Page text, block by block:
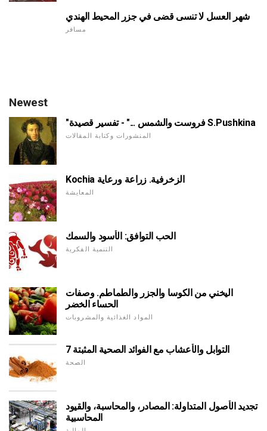
شهر العسل لا تنسى قضى في جزر المحيط الهندي
مسافر
Newest
"فروست والشمس ..." - تفسير قصيدة S.Pushkina
المنشورات وكتابة المقالات
Kochia الزخرفية. زراعة ورعاية
المعايشة
الحب التوافق: الأسود والسمك
التنمية الفكرية
اليخني من الكوسا والجزر والطماطم. وصفات
الحساء الخضر
المواد الغذائية والمشروبات
7 التوابل والأعشاب مع الفوائد الصحية المثبتة
الصحة
تجديد الأصول المتداولة: المصادر، والمحاسبة، والقيود
المحاسبية